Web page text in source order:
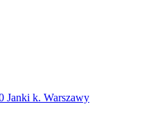
Janki k. Warszawy